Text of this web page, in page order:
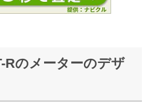
Rのメーターのデザ